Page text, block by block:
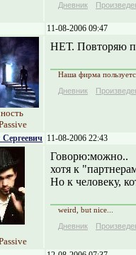
Дневник
11-08-2006 09:47
НЕТ. Повторяю
Наша фирма
Дневник
11-08-2006 22:43
Говорю:можно..
хотя к
Но к человеку,
weird, but nice...
Дневник